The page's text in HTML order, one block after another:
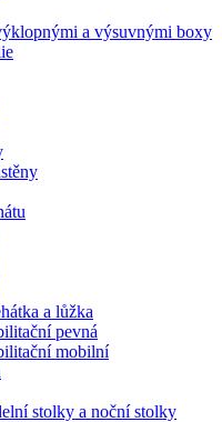
a výsuvnými boxy
a lůžka
pevná
mobilní
stolky a noční stolky